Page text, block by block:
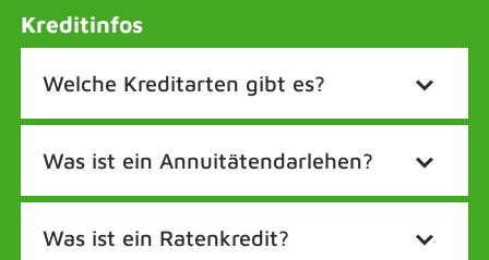
Kreditinfos
Welche Kreditarten gibt es?
Was ist ein Annuitätendarlehen?
Was ist ein Ratenkredit?